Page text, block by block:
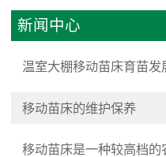
新闻中心
温室大棚移动苗床育苗发
移动苗床的维护保养
移动苗床是一种较高档的